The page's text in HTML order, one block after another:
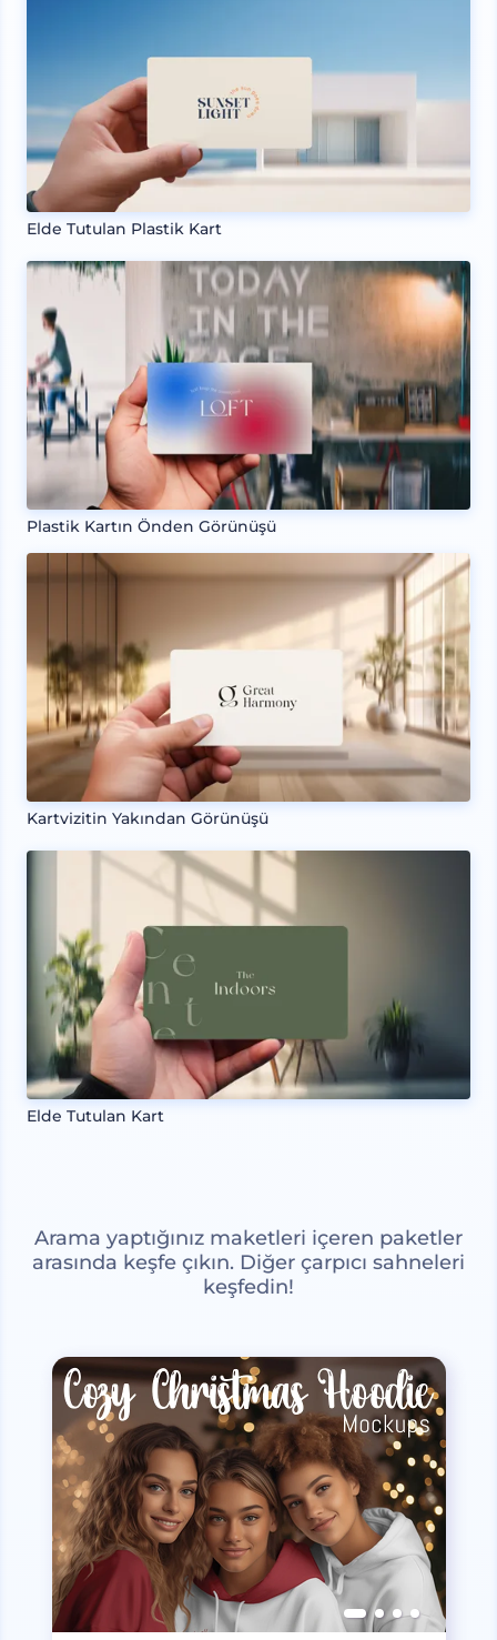
Elde Tutulan Plastik Kart
Plastik Kartın Önden Görünüşü
Kartvizitin Yakından Görünüşü
Elde Tutulan Kart
Arama yaptığınız maketleri içeren paketler
arasında keşfe çıkın. Diğer çarpıcı sahneleri
keşfedin!